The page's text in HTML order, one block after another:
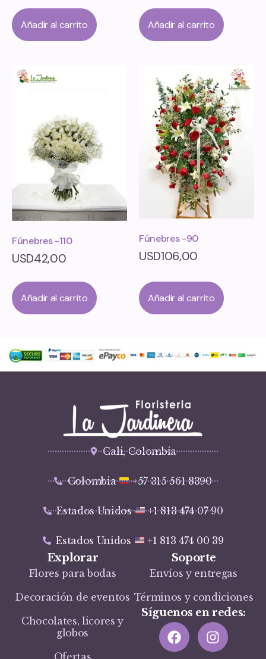
Añadir al carrito Añadir al carrito
Fúnebres -110
USD42,00
Añadir al carrito
Fúnebres -90
USD106,00
Añadir al carrito
Cali, Colombia
Colombia +57 315 561 8390
Estados Unidos +1 813 474 07 90
Estados Unidos +1 813 474 00 39
Explorar
Flores para bodas
Decoración de eventos
Chocolates, licores y
globos
Ofertas
Soporte
Envíos y entregas
Términos y condiciones
Síguenos en redes: